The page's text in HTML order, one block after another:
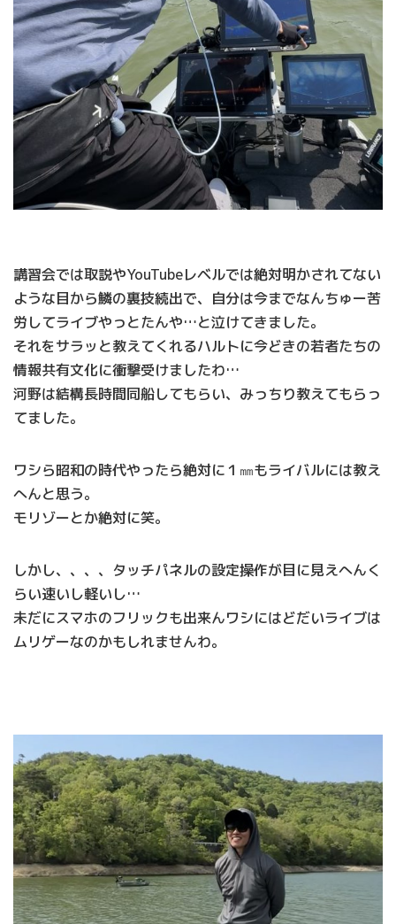
講習会では取説やYouTubeレベルでは絶対明かされてない
ような目から鱗の裏技続出で、自分は今までなんちゅー苦
労してライブやっとたんや…と泣けてきました。
それをサラッと教えてくれるハルトに今どきの若者たちの
情報共有文化に衝撃受けましたわ…
河野は結構長時間同船してもらい、みっちり教えてもらっ
てました。
ワシら昭和の時代やったら絶対に１㎜もライバルには教え
へんと思う。
モリゾーとか絶対に笑。
しかし、、、、タッチパネルの設定操作が目に見えへんく
らい速いし軽いし…
未だにスマホのフリックも出来んワシにはどだいライブは
ムリゲーなのかもしれませんわ。